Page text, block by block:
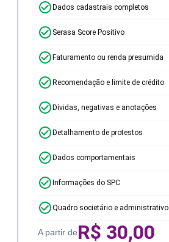
Dados cadastrais completos
Serasa Score Positivo
Faturamento ou renda presumida
Recomendação e limite de crédito
Dívidas, negativas e anotações
Detalhamento de protestos
Dados comportamentais
Informações do SPC
Quadro societário e administrativo
A partir deR$ 30,00